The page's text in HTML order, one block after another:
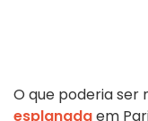
O que poderia ser
esplanadaem